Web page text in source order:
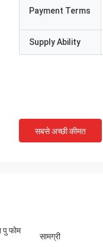
Payment Terms
Supply Ability
सबसे अच्छी कीमत
पु फोम
सामग्री